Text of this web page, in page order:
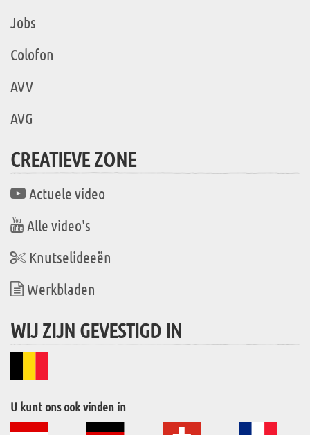
Jobs
Colofon
AVV
AVG
CREATIEVE ZONE
Actuele video
Alle video's
Knutselideeën
Werkbladen
WIJ ZIJN GEVESTIGD IN
U kunt ons ook vinden in